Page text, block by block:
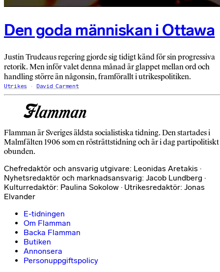
Den goda människan i Ottawa
Justin Trudeaus regering gjorde sig tidigt känd för sin progressiva
retorik. Men inför valet denna månad är glappet mellan ord och
handling större än någonsin, framförallt i utrikespolitiken.
Utrikes David Carment
Flamman är Sveriges äldsta socialistiska tidning. Den startades i
Malmfälten 1906 som en rösträttstidning och är i dag partipolitiskt
obunden.
Chefredaktör och ansvarig utgivare: Leonidas Aretakis ·
Nyhetsredaktör och marknadsansvarig: Jacob Lundberg ·
Kulturredaktör: Paulina Sokolow · Utrikesredaktör: Jonas
Elvander
E-tidningen
Om Flamman
Backa Flamman
Butiken
Annonsera
Personuppgiftspolicy